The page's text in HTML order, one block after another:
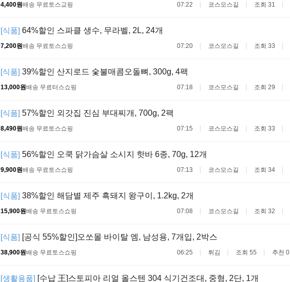
4,400원배송 무료 토스교핑 07:22 코스모스길 조회 31
[식품] 64%할인 스파클 생수, 무라벨, 2L, 24개
7,200원배송 무료 토스쇼핑 07:20 코스모스길 조회 33
[식품] 39%할인 산지로드 숯불매콤오돌뼈, 300g, 4팩
13,000원배송 무료 터스쇼핑 07:18 코스모스길 조회 29
[식품] 57%할인 외갓집 진심 부대찌개, 700g, 2팩
8,490원배송 무료 토스쇼핑 07:15 코스모스길 조회 33
[식품] 56%할인 오쿡 닭가슴살 소시지 핫바 6종, 70g, 12개
9,900원배송 무료 토스쇼핑 07:13 코스모스길 조회 34
[식품] 38%할인 해담별 제주 흑돼지 왕구이, 1.2kg, 2개
15,900원배송 무료 토스쇼핑 07:08 코스모스길 조회 32
[식품] [공식 55%할인]오쏘몰 바이탈 엠, 남성용, 7개입, 2박스
38,900원배송 무료 토스쇼핑 06:25 튀김 조회 55 추천 0
[생활용품] [수납 王]스토피아 리얼 올스텐 304 식기건조대, 중형, 2단, 1개